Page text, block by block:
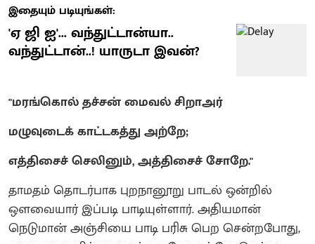
இதையும் படியுங்கள்:
'ஏ ஜி ஐ'... வந்துட்டான்யா..
வந்துட்டான்..! யாருடா இவன்?
"மரங்கொல் தச்சன் மைவல் சிறாஅர்
மழுவுடைக் காட்டகத்து அற்றே;
எத்திசைச் செலினும், அத்திசைச் சோறே."
தாமதம் தொடர்பாக புறநானூறு பாடல் ஒன்றில்
ஔவையார் இப்படி பாடியுள்ளார். அதியமான்
நெடுமான் அஞ்சியை பாடி பரிசு பெற சென்றபோது,